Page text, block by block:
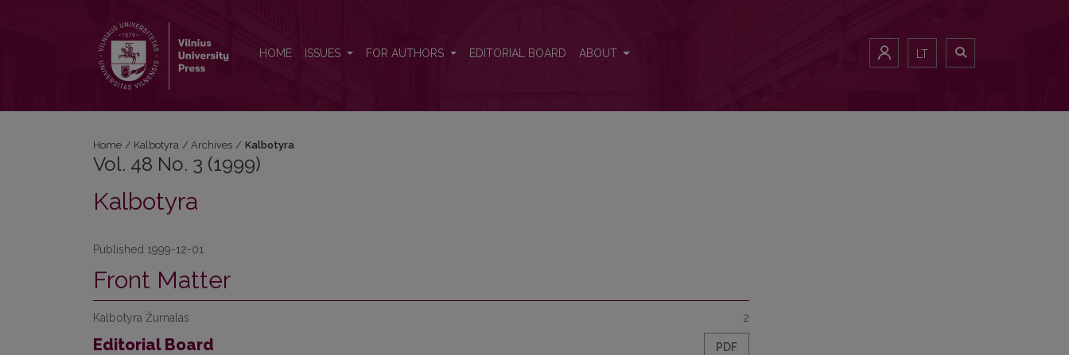
HOME ISSUES FOR AUTHORS EDITORIAL BOARD ABOUT LT
Home / Kalbotyra / Archives / Kalbotyra
Vol. 48 No. 3 (1999)
Kalbotyra
Published 1999-12-01
Front Matter
Kalbotyra Žurnalas
Editorial Board
2
PDF